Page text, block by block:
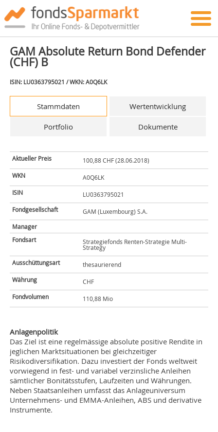
GAM Absolute Return Bond Defender
(CHF) B
ISIN: LU0363795021 / WKN: A0Q6LK
Stammdaten Wertentwicklung
Portfolio Dokumente
Aktueller Preis
100,88 CHF (28.06.2018)
WKN
A0Q6LK
ISIN
LU0363795021
Fondgesellschaft
GAM (Luxembourg) S.A.
Manager
Fondsart
Strategiefonds Renten-Strategie Multi-
Strategy
Ausschüttungsart
thesaurierend
Währung
CHF
Fondvolumen
110,88 Mio
Anlagenpolitik
Das Ziel ist eine regelmässige absolute positive Rendite in
jeglichen Marktsituationen bei gleichzeitiger
Risikodiversifikation. Dazu investiert der Fonds weltweit
vorwiegend in fest- und variabel verzinsliche Anleihen
sämtlicher Bonitätsstufen, Laufzeiten und Währungen.
Neben Staatsanleihen umfasst das Anlageuniversum
Unternehmens- und EMMA-Anleihen, ABS und derivative
Instrumente.